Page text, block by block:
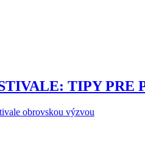
TIPY
obrovskou výzvou